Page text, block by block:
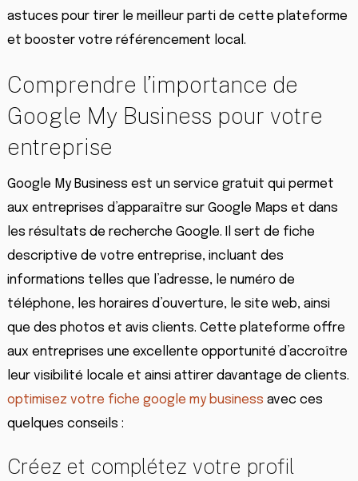
astuces pour tirer le meilleur parti de cette plateforme
et booster votre référencement local.
Comprendre l’importance de
Google My Business pour votre
entreprise
Google My Business est un service gratuit qui permet
aux entreprises d’apparaître sur Google Maps et dans
les résultats de recherche Google. Il sert de fiche
descriptive de votre entreprise, incluant des
informations telles que l’adresse, le numéro de
téléphone, les horaires d’ouverture, le site web, ainsi
que des photos et avis clients. Cette plateforme offre
aux entreprises une excellente opportunité d’accroître
leur visibilité locale et ainsi attirer davantage de clients.
optimisez votre fiche google my business avec ces
quelques conseils :
Créez et complétez votre profil